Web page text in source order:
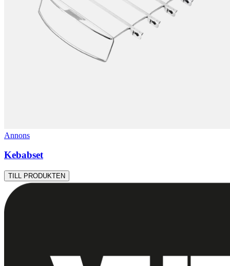
Annons
Kebabset
TILL PRODUKTEN